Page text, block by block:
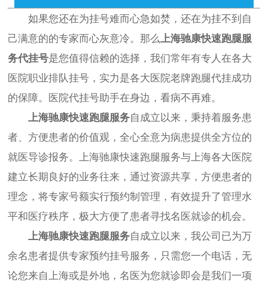
如果您还在为挂号难而心急如焚，还在为挂不到自
己满意的的专家而心灰意冷。那么上海驰康快速跑腿服
务代挂号是您值得信赖的选择，我们常年有专人在各大
医院职业排队挂号，实力是各大医院老牌跑腿代挂成功
的保障。医院代挂号助手在身边，看病不再难。
上海驰康快速跑腿服务自成立以来，秉持着服务患
者、方便患者的价值观，全心全意为病患提供全方位的
就医导诊报务。上海驰康快速跑腿服务与上海各大医院
建立长期良好的业务往来，通过资源共享，方便患者的
理念，将专家号额实行预约制管理，有效提升了管理水
平和医疗秩序，极大方便了患者寻找名医就诊的机会。
上海驰康快速跑腿服务自成立以来，我公司已为万
余名患者提供专家预约挂号服务，只需您一个电话，无
论您来自上海或是外地，名医为您就诊即会是我们一项